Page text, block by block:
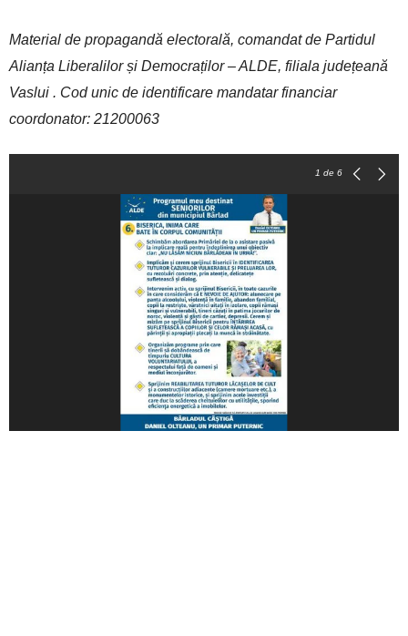
Material de propagandă electorală, comandat de Partidul
Alianța Liberalilor și Democraților – ALDE, filiala județeană
Vaslui . Cod unic de identificare mandatar financiar
coordonator: 21200063
1 de 6